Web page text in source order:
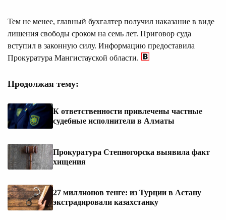
Тем не менее, главный бухгалтер получил наказание в виде
лишения свободы сроком на семь лет. Приговор суда
вступил в законную силу. Информацию предоставила
Прокуратура Мангистауской области.
Продолжая тему:
К ответственности привлечены частные
судебные исполнители в Алматы
Прокуратура Степногорска выявила факт
хищения
27 миллионов тенге: из Турции в Астану
экстрадировали казахстанку